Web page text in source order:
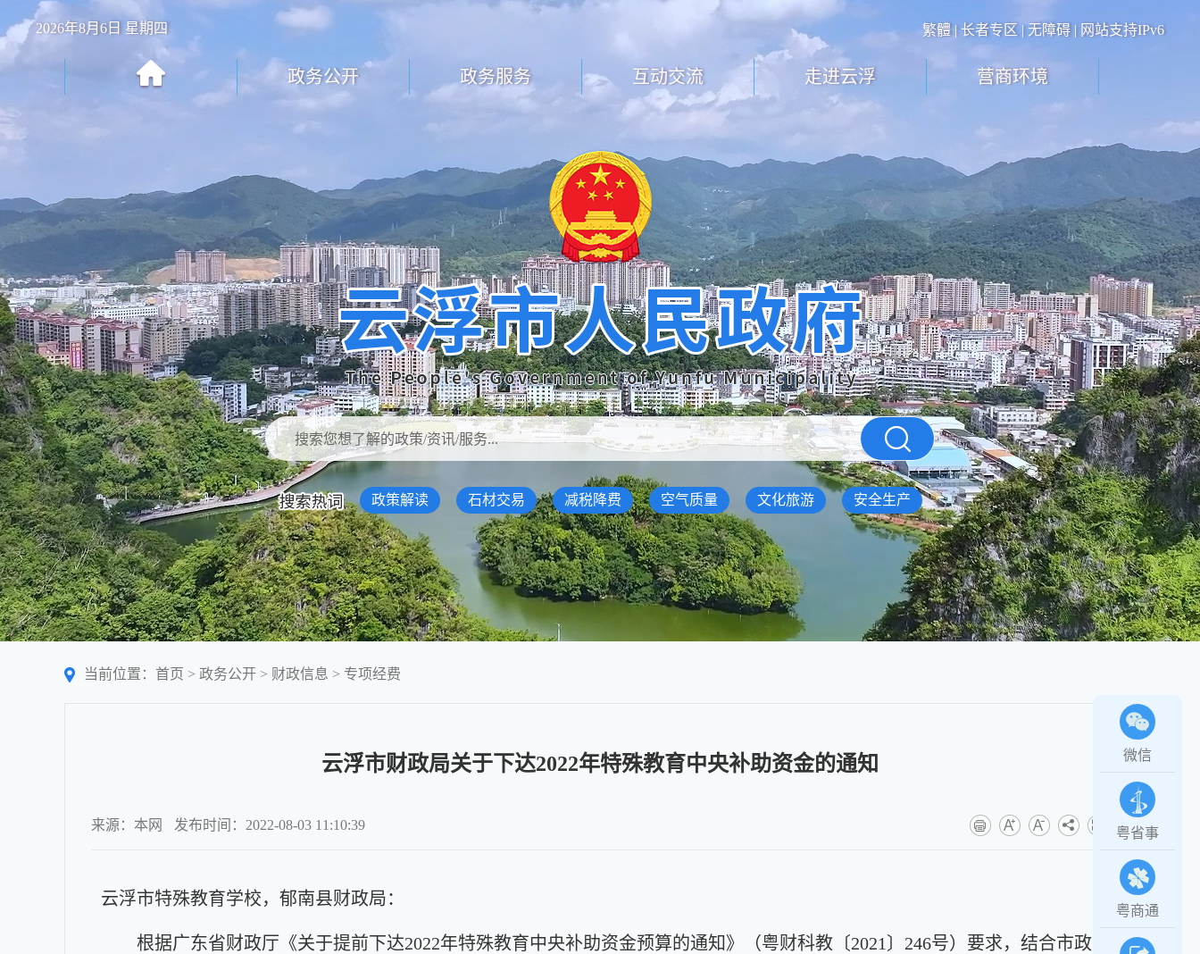
2026年8月6日 星期四 繁體| 长者专区| 无障碍| 网站支持IPv6
政务公开 政务服务 互动交流 走进云浮 营商环境
政策解读 石材交易 减税降费 空气质量 文化旅游 安全生产
当前位置： 首页 > 政务公开 > 财政信息 > 专项经费
云浮市财政局关于下达2022年特殊教育中央补助资金的通知
来源：本网 发布时间：2022-08-03 11:10:39
云浮市特殊教育学校，郁南县财政局：
根据广东省财政厅《关于提前下达2022年特殊教育中央补助资金预算的通知》（粤财科教〔2021〕246号）要求，结合市政
微信
粤省事
粤商通